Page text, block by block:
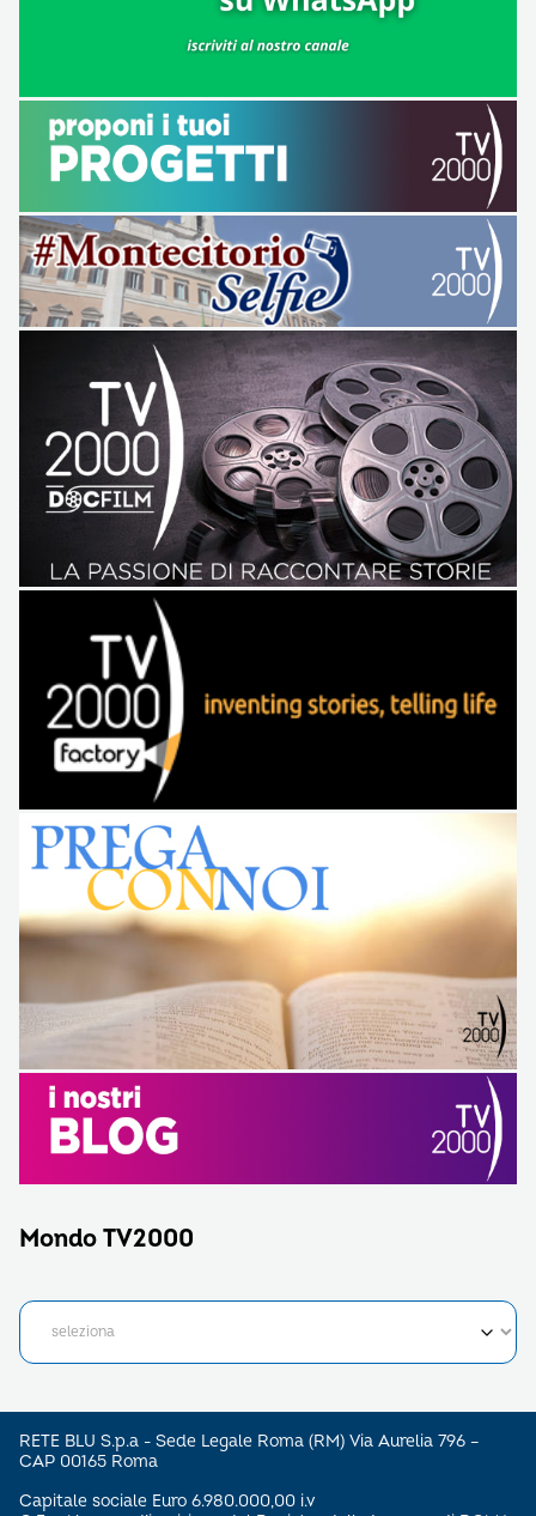
Mondo TV2000
RETE BLU S.p.a - Sede Legale Roma (RM) Via Aurelia 796 –
CAP 00165 Roma
Capitale sociale Euro 6.980.000,00 i.v